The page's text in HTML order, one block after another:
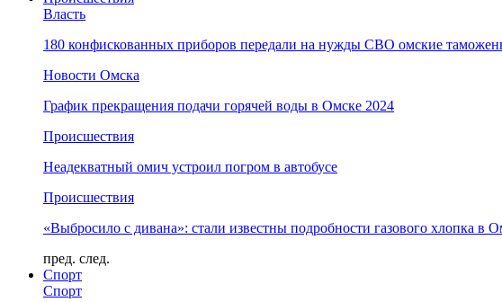
Власть
180 конфискованных приборов передали на нужды СВО омские
Новости Омска
График прекращения подачи горячей воды в Омске 2024
Происшествия
Неадекватный омич устроил погром в автобусе
Происшествия
«Выбросило с дивана»: стали известны подробности газового хлопка в
пред. след.
Спорт
Спорт